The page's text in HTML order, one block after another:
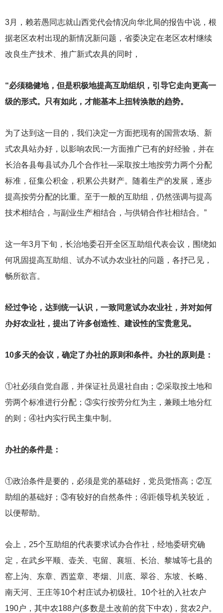
3月，赖若愚同志就山西党代会情况向华北局的报告中说，根
据老区农村出现的新情况新问题，省委决定在老区农村继续
改良生产技术、推广新式农具的同时，
“必须稳健地，但是积极地提高互助组织，引导它走向更高一
级的形式。只有如此，才能基本上扭转涣散的趋势。
为了达到这一目的，我们决定一方面把现有的国营农场、新
式农具站办好，以影响农民:一方面推广已有的好经验，并在
长治各县每县试办几个合作社—采取按土地按劳力两个分配
标准，征集公积金，积累公共财产。随着生产的发展，逐步
提高按劳分配的比重。至于一般的互助组，仍然强调与提高
技术相结合，与副业生产相结合，与供销合作社相结合。”
这一年3月下旬，长治地委召开全区互助组代表会议，围绕如
何巩固提高互助组、试办不试办农业社的问题，各抒己见，
畅所欲言。
经过争论，达到统一认识，一致同意试办农业社，并对如何
办好农业社，提出了许多创造性、建设性的宝贵意见。
10多天的会议，确定了办社的原则和条件。办社的原则是：
①社必须自觉自愿，并保证社员退社自由；②采取按土地和
劳两个标准进行分配；③实行按劳分红为主，兼顾土地分红
的则；④社内实行民主集中制。
办社的条件是：
①政治条件是要的，必须是党的基础好，党员觉悟高；②互
助组的基础好；③有较好的自然条件；④距领导机关较近，
以便帮助。
会上，25个互助组的代表要求试办合作社，经地委研究确
定，在武乡平顺、壶关、屯留、襄垣、长治、黎城等七县的
窑上沟、东章、西监章、枣烟、川底、翠谷、东坡、长略、
南天河、王庄等10个村庄试办初级社。10个社的入社农户
190户，其中农188户(多数是土改前的贫下中农)，贫农2户。